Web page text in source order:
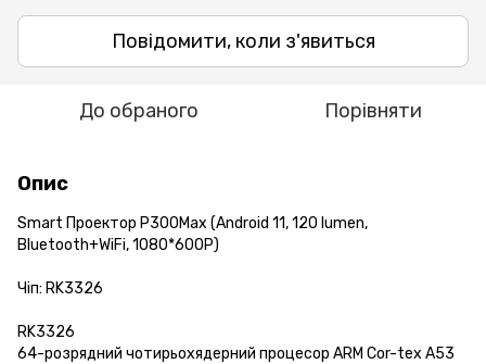
Повідомити, коли з'явиться
До обраного Порівняти
Опис
Smart Проектор P300Max (Android 11, 120 lumen,
Bluetooth+WiFi, 1080*600P)
Чіп: RK3326
RK3326
64-розрядний чотирьохядерний процесор ARM Cor-tex A53